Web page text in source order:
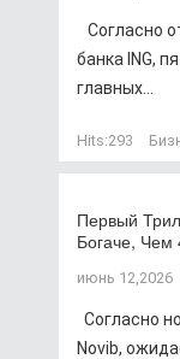
Согласно
банка ING,
главных...
Hits:293
Первый
Богаче,
июнь 12,2026
Согласно
Novib,